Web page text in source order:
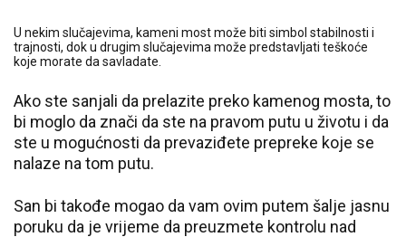
U nekim slučajevima, kameni most može biti simbol stabilnosti i
trajnosti, dok u drugim slučajevima može predstavljati teškoće
koje morate da savladate.
Ako ste sanjali da prelazite preko kamenog mosta, to
bi moglo da znači da ste na pravom putu u životu i da
ste u mogućnosti da prevaziđete prepreke koje se
nalaze na tom putu.
San bi takođe mogao da vam ovim putem šalje jasnu
poruku da je vrijeme da preuzmete kontrolu nad